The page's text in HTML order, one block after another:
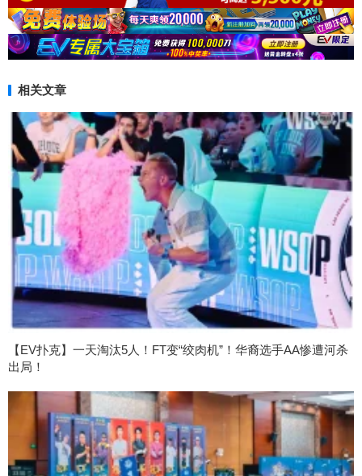
相关文章
【EV扑克】一天淘汰5人！FT变“绞肉机”！华裔选手AA惨遭河杀
出局！